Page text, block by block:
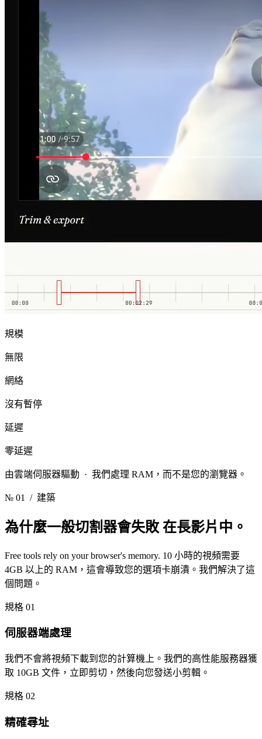
規模
無限
網絡
沒有暫停
延遲
零延遲
由雲端伺服器驅動 · 我們處理 RAM，而不是您的瀏覽器。
№ 01 / 建築
為什麼一般切割器會失敗 在長影片中。
Free tools rely on your browser's memory. 10 小時的視頻需要
4GB 以上的 RAM，這會導致您的選項卡崩潰。我們解決了這
個問題。
規格 01
伺服器端處理
我們不會將視頻下載到您的計算機上。我們的高性能服務器獲
取 10GB 文件，立即剪切，然後向您發送小剪輯。
規格 02
精確尋址